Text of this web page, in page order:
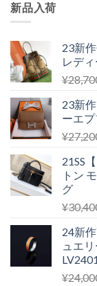
新品入荷
23新
レデ
¥
23新
ーエ
¥
21SS
トン
グ
¥
24新
ュエ
¥